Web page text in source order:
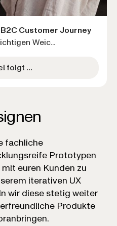
Customer Journey
Weic...
folgt ...
fachliche
Prototypen
euren Kunden zu
iterativen UX
wir diese stetig weiter
Produkte